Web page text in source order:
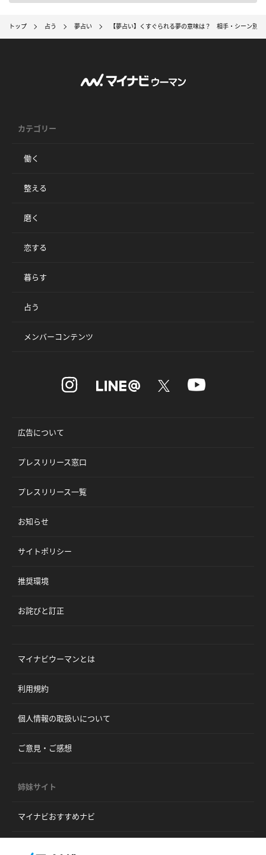
トップ 占う 夢占い 【夢占い】くすぐられる夢の意味は？ 相手・シーン別
カテゴリー
働く
整える
磨く
恋する
暮らす
占う
メンバーコンテンツ
広告について
プレスリリース窓口
プレスリリース一覧
お知らせ
サイトポリシー
推奨環境
お詫びと訂正
マイナビウーマンとは
利用規約
個人情報の取扱いについて
ご意見・ご感想
姉妹サイト
マイナビおすすめナビ